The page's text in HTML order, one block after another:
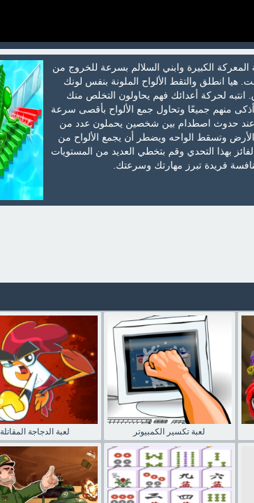
الكبيرة وابني السلالم بسرعة للخروج من
انطلق والتقط الألواح الملونة بنفس لونك
انتبه لحركة أعدائك فهم يحاولون التخلص منك
منهم جميعًا وتحاول جمع الألواح بأقصى سرعة
عند حدوث اصطدام بين شخصين يحملون عدد من
وتسقط الواحه ويضطر أن يجمع الألواح من
بهذا التحدي وقم بتخطي العديد من المستويات
فريدة تبرز مهارتك وسرعتك.
لعبة الدجاجة المقاتلة لعبة تكسير الكمبيوتر